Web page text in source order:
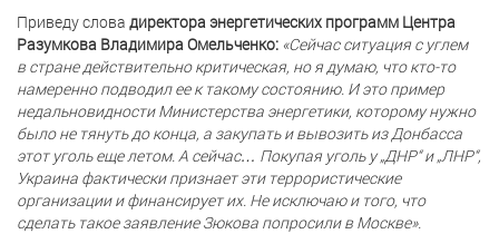
Приведу слова директора энергетических программ Центра
Разумкова Владимира Омельченко: «Сейчас ситуация с углем
в стране действительно критическая, но я думаю, что кто-то
намеренно подводил ее к такому состоянию. И это пример
недальновидности Министерства энергетики, которому нужно
было не тянуть до конца, а закупать и вывозить из Донбасса
этот уголь еще летом. А сейчас… Покупая уголь у „ДНР“ и „ЛНР“,
Украина фактически признает эти террористические
организации и финансирует их. Не исключаю и того, что
сделать такое заявление Зюкова попросили в Москве».